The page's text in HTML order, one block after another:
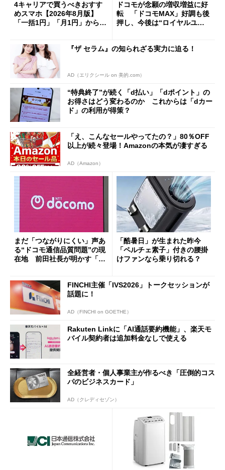
4キャリアで買うべきおすす
めスマホ【2026年8月版】
「一括1円」「月1円」からお
ドコモが念願の増収増益に好
転 「ドコモMAX」好調も後
押し、今後は“ロイヤルユー
『ザ セラム』の知られざる実力に迫る！
AD（エリクシール on 美的.com）
“特典終了”が続く「d払い」「dポイント」の
お得さはどう変わるのか これからは「dカー
ド」の利用が得策？
「え、こんなセールやってたの？」80％OFF
以上が続々登場！Amazonの本気が凄すぎる
AD（Amazon）
まだ「つながりにくい」声あ
る“ドコモ通信品質問題”の現
在地 前田社長が明かす「道
「酷暑日」が生まれた昨今
「ペルチェ素子」付きの腰掛
けファンなら乗り切れる？
FINCHI主催「IVS2026」トークセッションが
話題に！
AD（FINCHI on GOETHE）
Rakuten Linkに「AI通話要約機能」、楽天モ
バイル契約者は追加料金なしで使える
全経営者・個人事業主が作るべき「圧倒的コス
パのビジネスカード」
AD（クレディセゾン）